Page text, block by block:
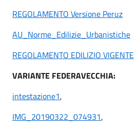
REGOLAMENTO Versione Peruz
AU_Norme_Edilizie_Urbanistiche
REGOLAMENTO EDILIZIO VIGENTE
VARIANTE FEDERAVECCHIA:
intestazione1,
IMG_20190322_074931,